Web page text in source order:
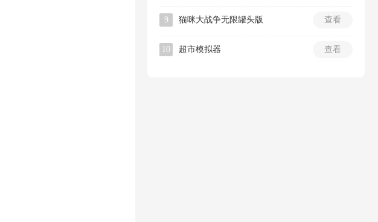
9 查看
猫咪大战争无限罐头版
10 查看
超市模拟器